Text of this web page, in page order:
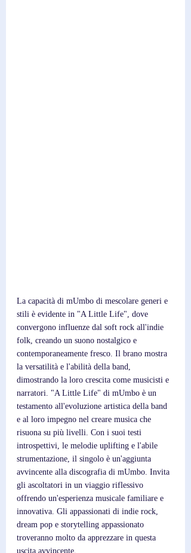
La capacità di mUmbo di mescolare generi e
stili è evidente in "A Little Life", dove
convergono influenze dal soft rock all'indie
folk, creando un suono nostalgico e
contemporaneamente fresco. Il brano mostra
la versatilità e l'abilità della band,
dimostrando la loro crescita come musicisti e
narratori. "A Little Life" di mUmbo è un
testamento all'evoluzione artistica della band
e al loro impegno nel creare musica che
risuona su più livelli. Con i suoi testi
introspettivi, le melodie uplifting e l'abile
strumentazione, il singolo è un'aggiunta
avvincente alla discografia di mUmbo. Invita
gli ascoltatori in un viaggio riflessivo
offrendo un'esperienza musicale familiare e
innovativa. Gli appassionati di indie rock,
dream pop e storytelling appassionato
troveranno molto da apprezzare in questa
uscita avvincente.